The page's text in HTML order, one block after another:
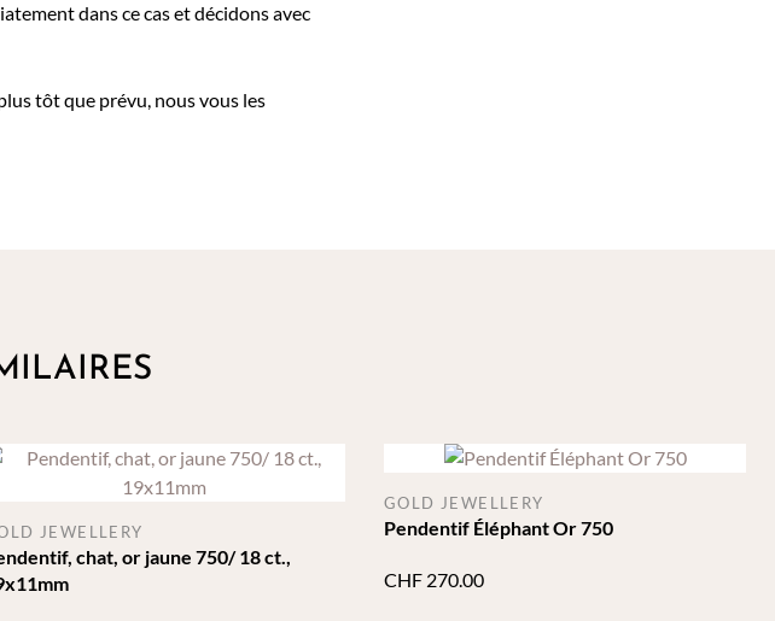
dans ce cas et décidons avec
tôt que prévu, nous vous les
chat, or jaune 750/ 18 ct.,
JEWELLERY Pendentif Éléphant Or 750
GOLD JEWELLERY
CHF 270.00